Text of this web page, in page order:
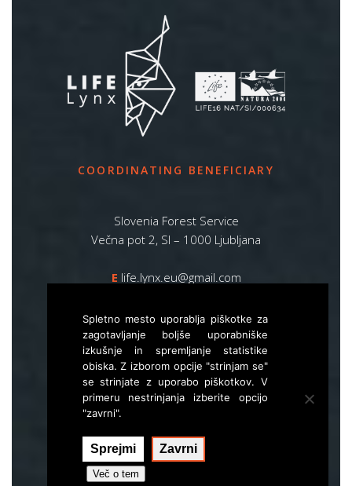
COORDINATING BENEFICIARY
Slovenia Forest Service
Večna pot 2, SI – 1000 Ljubljana
E life.lynx.eu@gmail.com
Sitemap
Izvedba:
Spletno mesto uporablja piškotke za
zagotavljanje boljše uporabniške
izkušnje in spremljanje statistike
obiska. Z izborom opcije "strinjam se"
se strinjate z uporabo piškotkov. V
primeru nestrinjanja izberite opcijo
"zavrni".
Sprejmi Zavrni
Več o tem